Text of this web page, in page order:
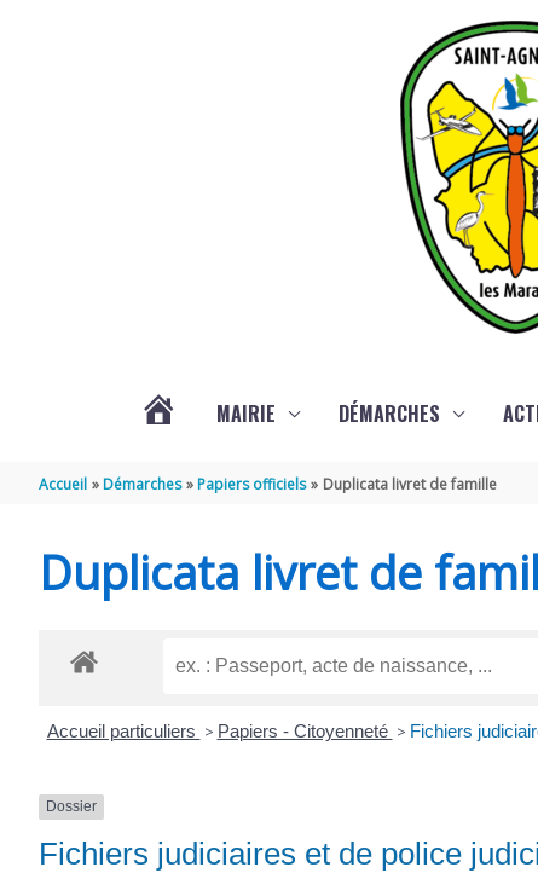
MAIRIE DÉMARCHES
Accueil Démarches Papiers officiels Duplicata livret de famille
Duplicata livret de
Accueil particuliers > Papiers - Citoyenneté > Fichiers
Dossier
Fichiers judiciaires et de police